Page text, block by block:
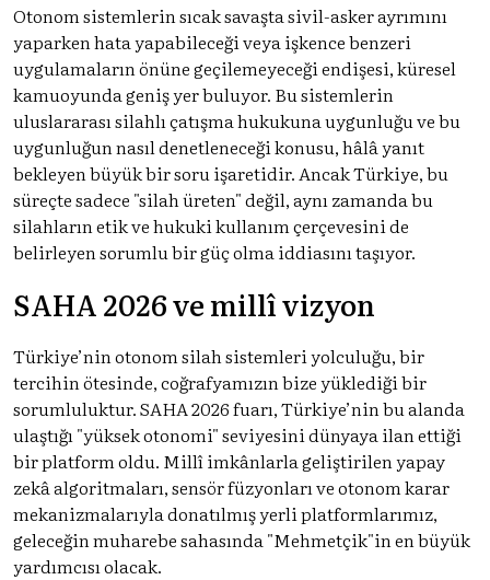
Otonom sistemlerin sıcak savaşta sivil-asker ayrımını
yaparken hata yapabileceği veya işkence benzeri
uygulamaların önüne geçilemeyeceği endişesi, küresel
kamuoyunda geniş yer buluyor. Bu sistemlerin
uluslararası silahlı çatışma hukukuna uygunluğu ve bu
uygunluğun nasıl denetleneceği konusu, hâlâ yanıt
bekleyen büyük bir soru işaretidir. Ancak Türkiye, bu
süreçte sadece "silah üreten" değil, aynı zamanda bu
silahların etik ve hukuki kullanım çerçevesini de
belirleyen sorumlu bir güç olma iddiasını taşıyor.
SAHA 2026 ve millî vizyon
Türkiye’nin otonom silah sistemleri yolculuğu, bir
tercihin ötesinde, coğrafyamızın bize yüklediği bir
sorumluluktur. SAHA 2026 fuarı, Türkiye’nin bu alanda
ulaştığı "yüksek otonomi" seviyesini dünyaya ilan ettiği
bir platform oldu. Millî imkânlarla geliştirilen yapay
zekâ algoritmaları, sensör füzyonları ve otonom karar
mekanizmalarıyla donatılmış yerli platformlarımız,
geleceğin muharebe sahasında "Mehmetçik"in en büyük
yardımcısı olacak.